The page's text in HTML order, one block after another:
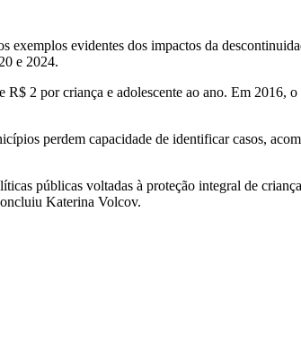
evidentes dos impactos da
e 2024.
2 por criança e adolescente ao ano. Em 2016,
perdem capacidade de identificar casos,
públicas voltadas à proteção integral de
Katerina Volcov.